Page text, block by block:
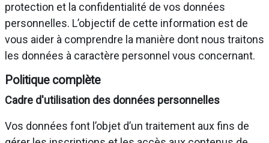
protection et la confidentialité de vos données
personnelles. L’objectif de cette information est de
vous aider à comprendre la manière dont nous traitons
les données à caractère personnel vous concernant.
Politique complète
Cadre d'utilisation des données personnelles
Vos données font l’objet d’un traitement aux fins de